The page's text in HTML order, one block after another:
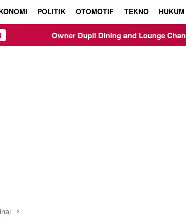
POLITIK OTOMOTIF TEKNO HUKUM
Dupli Dining and Lounge Chandra Diperiksa